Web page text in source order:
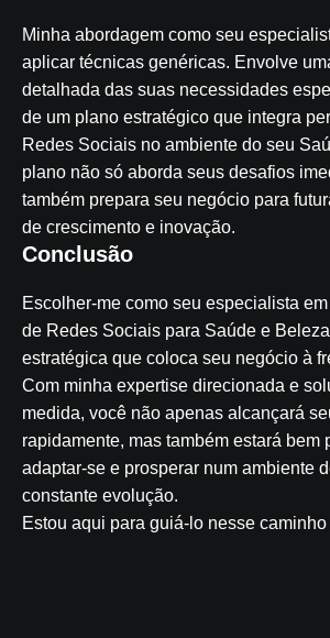
Minha abordagem como seu
aplicar técnicas genéricas. Envolve
detalhada das suas necessidades
de um plano estratégico que integra
Redes Sociais no ambiente do seu
plano não só aborda seus desafios
também prepara seu negócio para
de crescimento e inovação.
Conclusão
Escolher-me como seu especialista
de Redes Sociais para Saúde e
estratégica que coloca seu negócio à
Com minha expertise direcionada e
medida, você não apenas alcançará
rapidamente, mas também estará bem
adaptar-se e prosperar num ambiente
constante evolução.
Estou aqui para guiá-lo nesse